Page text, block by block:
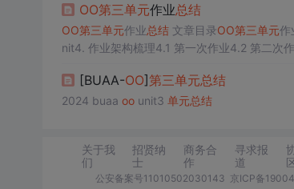
OO第三单元作业总结
OO第三单元作业总结文章目录OO第三单元作
nit4. 作业架构梳理4.1 第一次作业4.2 第二次
[BUAA-OO]第三单元总结
2024 buaa oounit3 单元总结
关于我
们
招贤纳
士
商务合
作
寻求报
道
公安备案号11010502030143 京ICP备